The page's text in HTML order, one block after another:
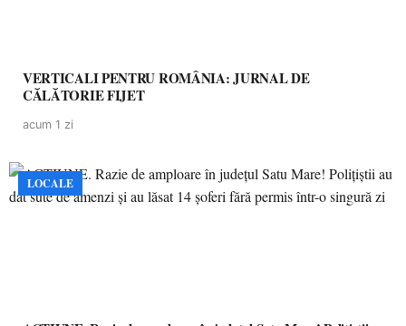
VERTICALI PENTRU ROMÂNIA: JURNAL DE
CĂLĂTORIE FIJET
acum 1 zi
LOCALE